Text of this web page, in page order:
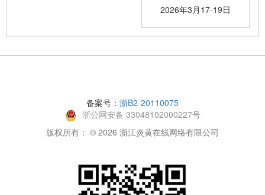
2026年3月17-19日
备案号： 浙B2-20110075
浙公网安备 33048102000227号
版权所有： © 2026 浙江炎黄在线网络有限公司